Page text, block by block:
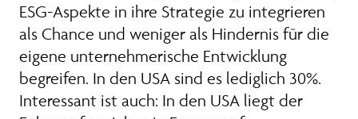
ESG-Aspekte in ihre Strategie zu integrieren
als Chance und weniger als Hindernis für die
eigene unternehmerische Entwicklung
begreifen. In den USA sind es lediglich 30%.
Interessant ist auch: In den USA liegt der